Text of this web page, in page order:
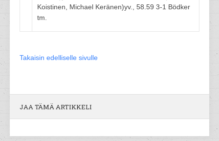
Koistinen, Michael Keränen)yv., 58.59 3-1 Bödker
tm.
Takaisin edelliselle sivulle
JAA TÄMÄ ARTIKKELI